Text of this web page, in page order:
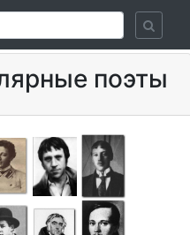
поэты